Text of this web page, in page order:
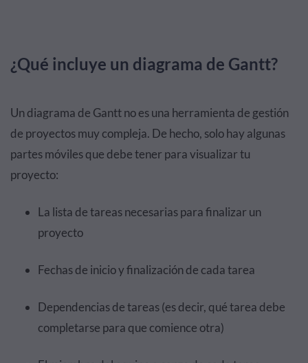
¿Qué incluye un diagrama de Gantt?
Un diagrama de Gantt no es una herramienta de gestión
de proyectos muy compleja. De hecho, solo hay algunas
partes móviles que debe tener para visualizar tu
proyecto:
La lista de tareas necesarias para finalizar un
proyecto
Fechas de inicio y finalización de cada tarea
Dependencias de tareas (es decir, qué tarea debe
completarse para que comience otra)